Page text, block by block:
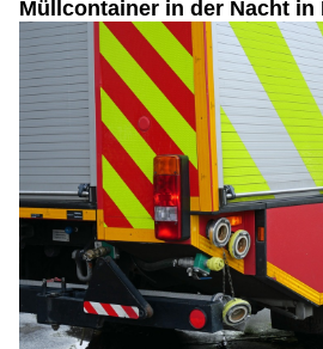
Müllcontainer in der Nacht in